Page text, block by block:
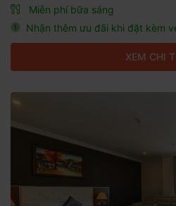
Miễn phí bữa sáng
Nhận thêm ưu đãi khi đặt kèm
XEM CHI